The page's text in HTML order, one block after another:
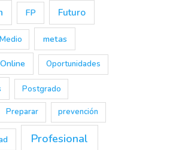
FP Futuro
Medio metas
Online Oportunidades
Postgrado
Preparar prevención
Profesional